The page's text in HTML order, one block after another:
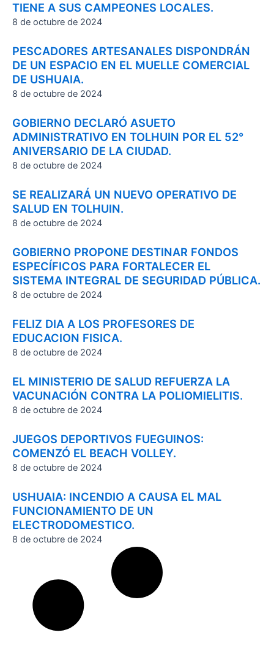
TIENE A SUS CAMPEONES LOCALES.
8 de octubre de 2024
PESCADORES ARTESANALES DISPONDRÁN
DE UN ESPACIO EN EL MUELLE COMERCIAL
DE USHUAIA.
8 de octubre de 2024
GOBIERNO DECLARÓ ASUETO
ADMINISTRATIVO EN TOLHUIN POR EL 52°
ANIVERSARIO DE LA CIUDAD.
8 de octubre de 2024
SE REALIZARÁ UN NUEVO OPERATIVO DE
SALUD EN TOLHUIN.
8 de octubre de 2024
GOBIERNO PROPONE DESTINAR FONDOS
ESPECÍFICOS PARA FORTALECER EL
SISTEMA INTEGRAL DE SEGURIDAD PÚBLICA.
8 de octubre de 2024
FELIZ DIA A LOS PROFESORES DE
EDUCACION FISICA.
8 de octubre de 2024
EL MINISTERIO DE SALUD REFUERZA LA
VACUNACIÓN CONTRA LA POLIOMIELITIS.
8 de octubre de 2024
JUEGOS DEPORTIVOS FUEGUINOS:
COMENZÓ EL BEACH VOLLEY.
8 de octubre de 2024
USHUAIA: INCENDIO A CAUSA EL MAL
FUNCIONAMIENTO DE UN
ELECTRODOMESTICO.
8 de octubre de 2024